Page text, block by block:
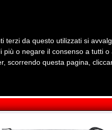
Servizi Company
Telefonia Audio Video
terzi da questo utilizzati si
più o negare il consenso a tutti
scorrendo questa pagina,